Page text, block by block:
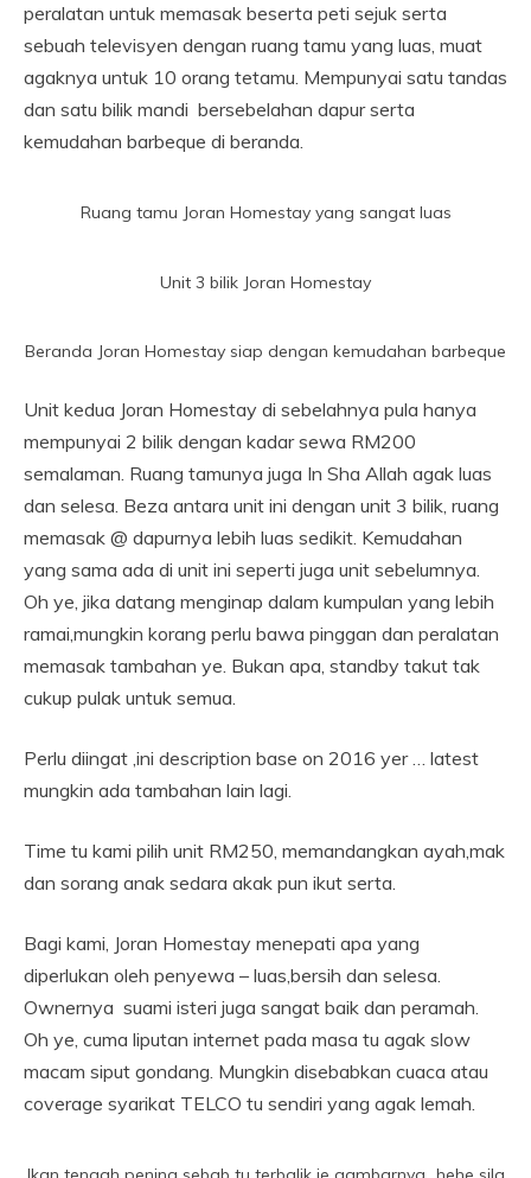
peralatan untuk memasak beserta peti sejuk serta
sebuah televisyen dengan ruang tamu yang luas, muat
agaknya untuk 10 orang tetamu. Mempunyai satu tandas
dan satu bilik mandi bersebelahan dapur serta
kemudahan barbeque di beranda.
Ruang tamu Joran Homestay yang sangat luas
Unit 3 bilik Joran Homestay
Beranda Joran Homestay siap dengan kemudahan barbeque
Unit kedua Joran Homestay di sebelahnya pula hanya
mempunyai 2 bilik dengan kadar sewa RM200
semalaman. Ruang tamunya juga In Sha Allah agak luas
dan selesa. Beza antara unit ini dengan unit 3 bilik, ruang
memasak @ dapurnya lebih luas sedikit. Kemudahan
yang sama ada di unit ini seperti juga unit sebelumnya.
Oh ye, jika datang menginap dalam kumpulan yang lebih
ramai,mungkin korang perlu bawa pinggan dan peralatan
memasak tambahan ye. Bukan apa, standby takut tak
cukup pulak untuk semua.
Perlu diingat ,ini description base on 2016 yer … latest
mungkin ada tambahan lain lagi.
Time tu kami pilih unit RM250, memandangkan ayah,mak
dan sorang anak sedara akak pun ikut serta.
Bagi kami, Joran Homestay menepati apa yang
diperlukan oleh penyewa – luas,bersih dan selesa.
Ownernya suami isteri juga sangat baik dan peramah.
Oh ye, cuma liputan internet pada masa tu agak slow
macam siput gondang. Mungkin disebabkan cuaca atau
coverage syarikat TELCO tu sendiri yang agak lemah.